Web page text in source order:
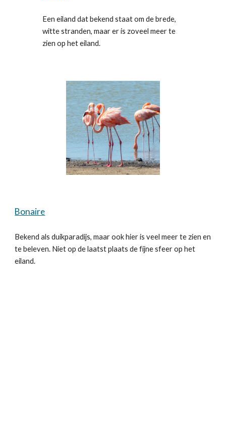
Een eiland dat bekend staat om de brede,
witte stranden, maar er is zoveel meer te
zien op het eiland.
Bonaire
Bekend als duikparadijs, maar ook hier is veel meer te zien en
te beleven. Niet op de laatst plaats de fijne sfeer op het
eiland.